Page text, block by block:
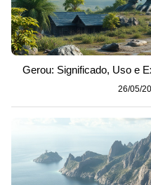
Gerou: Significado, Uso e
26/05/